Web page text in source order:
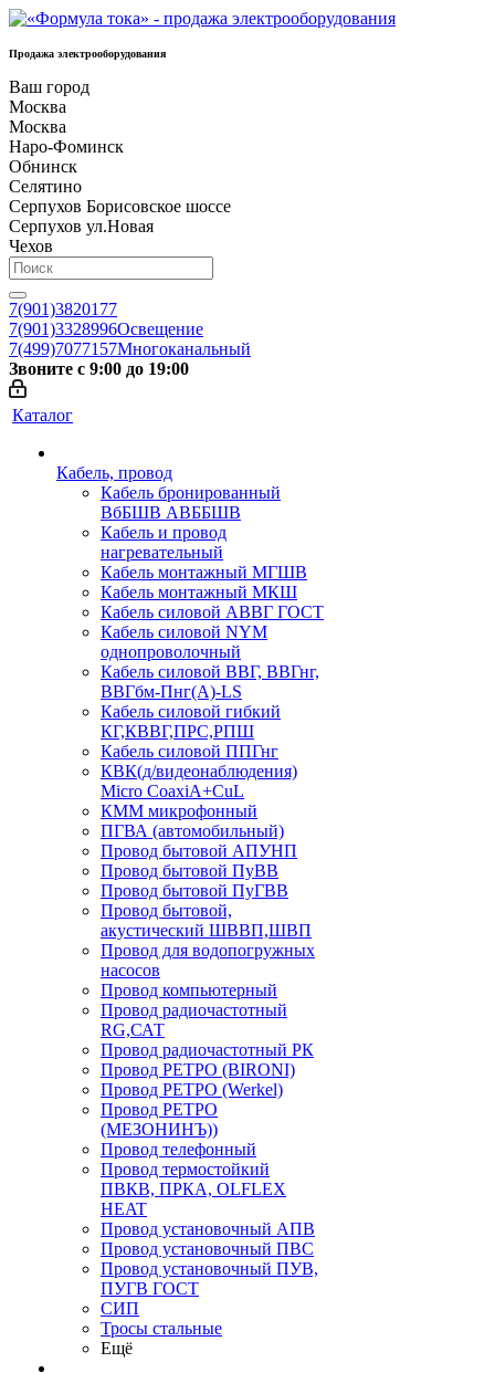
Продажа электрооборудования
Ваш город
Москва
Москва
Наро-Фоминск
Обнинск
Селятино
Серпухов Борисовское шоссе
Серпухов ул.Новая
Чехов
7(901)3820177
7(901)3328996Освещение
7(499)7077157Многоканальный
Звоните с 9:00 до 19:00
Каталог
Кабель, провод
Кабель бронированный
ВбБШВ АВББШВ
Кабель и провод
нагревательный
Кабель монтажный МГШВ
Кабель монтажный МКШ
Кабель силовой АВВГ ГОСТ
Кабель силовой NYM
однопроволочный
Кабель силовой ВВГ, ВВГнг,
ВВГбм-Пнг(А)-LS
Кабель силовой гибкий
КГ,КВВГ,ПРС,РПШ
Кабель силовой ППГнг
КВК(д/видеонаблюдения)
Micro CoaxiA+CuL
КММ микрофонный
ПГВА (автомобильный)
Провод бытовой АПУНП
Провод бытовой ПуВВ
Провод бытовой ПуГВВ
Провод бытовой,
акустический ШВВП,ШВП
Провод для водопогружных
насосов
Провод компьютерный
Провод радиочастотный
RG,САТ
Провод радиочастотный РК
Провод РЕТРО (BIRONI)
Провод РЕТРО (Werkel)
Провод РЕТРО
(МЕЗОНИНЪ))
Провод телефонный
Провод термостойкий
ПВКВ, ПРКА, OLFLEX
HEAT
Провод установочный АПВ
Провод установочный ПВС
Провод установочный ПУВ,
ПУГВ ГОСТ
СИП
Тросы стальные
Ещё